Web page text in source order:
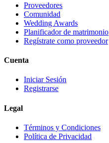
Proveedores
Comunidad
Wedding Awards
Planificador de matrimonio
Regístrate como proveedor
Cuenta
Iniciar Sesión
Registrarse
Legal
Términos y Condiciones
Política de Privacidad